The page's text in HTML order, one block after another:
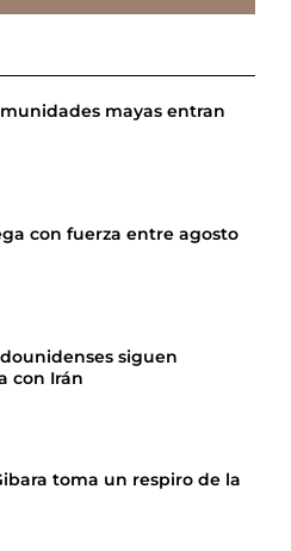
mayas entran
con fuerza entre agosto
siguen
con Irán
toma un respiro de la